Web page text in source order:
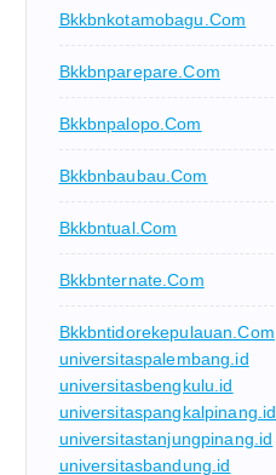
Bkkbnkotamobagu.com
Bkkbnparepare.com
Bkkbnpalopo.com
Bkkbnbaubau.com
Bkkbntual.com
Bkkbnternate.com
Bkkbntidorekepulauan.com
universitaspalembang.id
universitasbengkulu.id
universitaspangkalpinang.id
universitastanjungpinang.id
universitasbandung.id